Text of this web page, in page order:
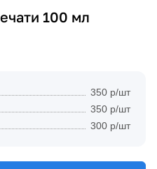
100 мл
350 р/шт
350 р/шт
300 р/шт